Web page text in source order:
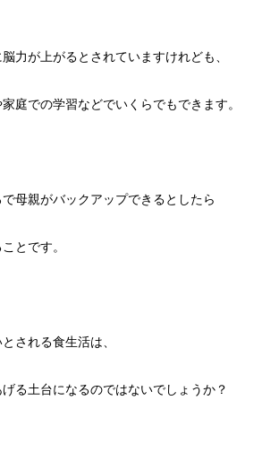
力が上がるとされていますけれども、
庭での学習などでいくらでもできます。
母親がバックアップできるとしたら
とです。
される食生活は、
る土台になるのではないでしょうか？